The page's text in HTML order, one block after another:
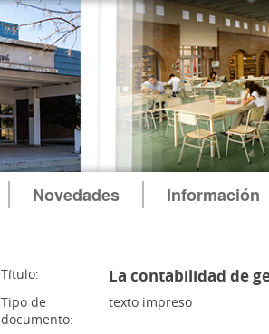
Novedades Información
Título: La contabilidad de
Tipo de
documento:
texto impreso